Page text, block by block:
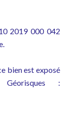
2019 000 042
bien est exposé
: